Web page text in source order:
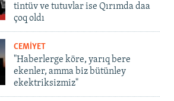
tintüv ve tutuvlar ise Qırımda daa
çoq oldı
CEMİYET
"Haberlerge köre, yarıq bere
ekenler, amma biz bütünley
ekektriksizmiz"